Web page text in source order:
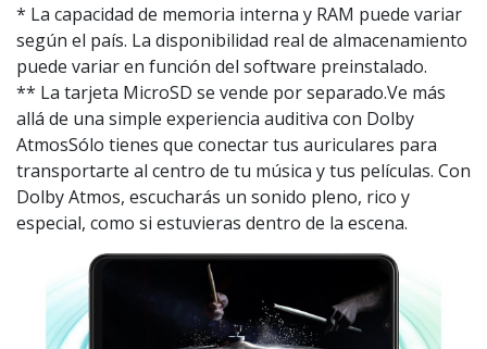
* La capacidad de memoria interna y RAM puede variar
según el país. La disponibilidad real de almacenamiento
puede variar en función del software preinstalado.
** La tarjeta MicroSD se vende por separado.Ve más
allá de una simple experiencia auditiva con Dolby
AtmosSólo tienes que conectar tus auriculares para
transportarte al centro de tu música y tus películas. Con
Dolby Atmos, escucharás un sonido pleno, rico y
especial, como si estuvieras dentro de la escena.